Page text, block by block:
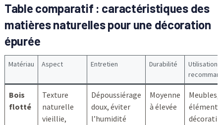
Table comparatif : caractéristiques des
matières naturelles pour une décoration
épurée
Matériau Aspect Entretien Durabilité
Utilisation
Bois
flotté
Texture
naturelle
vieillie,
Dépoussiérage
doux, éviter
l’humidité
Moyenne
à élevée
Meubles,
éléments